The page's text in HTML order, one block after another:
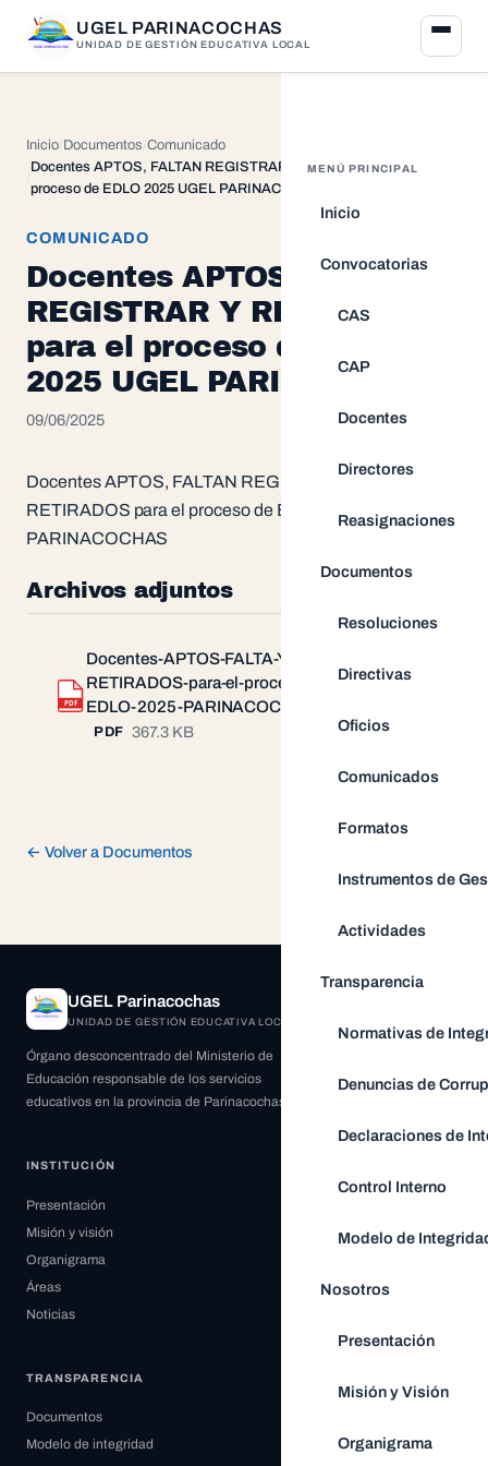
UGEL PARINACOCHAS
UNIDAD DE GESTIÓN EDUCATIVA LOCAL
MENÚ PRINCIPAL
Inicio
Convocatorias
CAS
CAP
Docentes
Directores
Reasignaciones
Documentos
Resoluciones
Directivas
Oficios
Comunicados
Formatos
Instrumentos de
Actividades
Transparencia
Normativas de
Denuncias de
Declaraciones de
Control Interno
Modelo de
Nosotros
Presentación
Misión y Visión
Organigrama
Inicio Documentos Comunicado
Docentes APTOS, FALTAN REGISTRAR Y RETIRADOS para el
proceso de EDLO 2025 UGEL PARINACOCHAS
COMUNICADO
Docentes APTOS, FALTAN
REGISTRAR Y RETIRADOS
para el proceso de EDLO
2025 UGEL PARINACOCHAS
09/06/2025
Docentes APTOS, FALTAN REGISTRAR Y
RETIRADOS para el proceso de EDLO 2025 UGEL
PARINACOCHAS
Archivos adjuntos
PDF
Docentes-APTOS-FALTA-Y-
RETIRADOS-para-el-proceso-de-
EDLO-2025-PARINACOCHAS.pdf
PDF 367.3 KB
← Volver a Documentos
UGEL Parinacochas
UNIDAD DE GESTIÓN EDUCATIVA LOCAL
Órgano desconcentrado del Ministerio de
Educación responsable de los servicios
educativos en la provincia de Parinacochas.
INSTITUCIÓN
Presentación
Misión y visión
Organigrama
Áreas
Noticias
TRANSPARENCIA
Documentos
Modelo de integridad